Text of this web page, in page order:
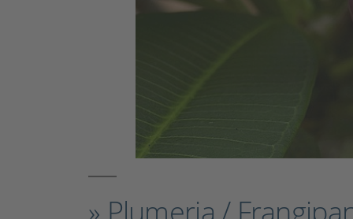
» Plumeria /